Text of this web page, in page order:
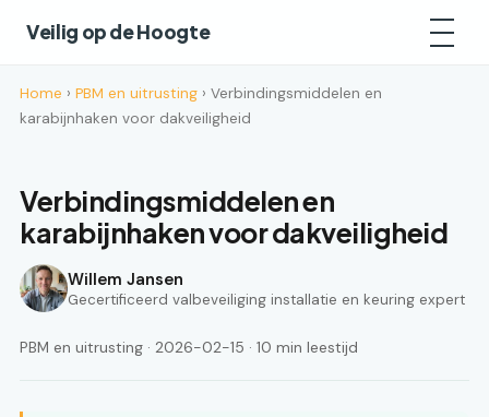
Veilig op de Hoogte
Home › PBM en uitrusting › Verbindingsmiddelen en
karabijnhaken voor dakveiligheid
Verbindingsmiddelen en
karabijnhaken voor dakveiligheid
Willem Jansen
Gecertificeerd valbeveiliging installatie en keuring expert
PBM en uitrusting · 2026-02-15 · 10 min leestijd